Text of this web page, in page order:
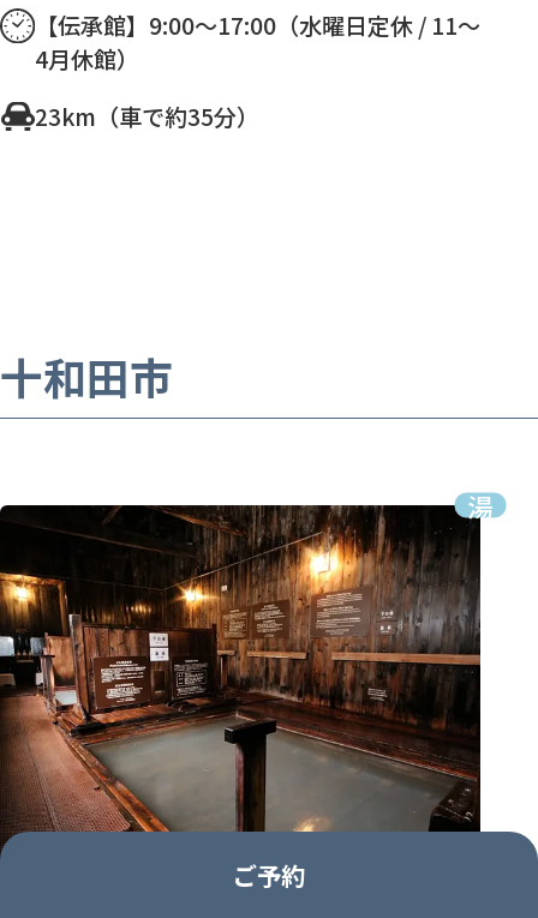
【伝承館】9:00～17:00（水曜日定休 / 11～
4月休館）
23km（車で約35分）
十和田市
ご予約